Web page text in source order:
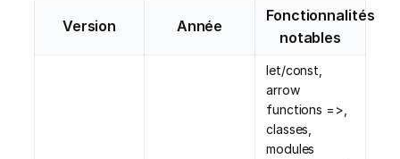
Version Année
Fonctionnalités
notables
let/const,
arrow
functions =>,
classes,
modules